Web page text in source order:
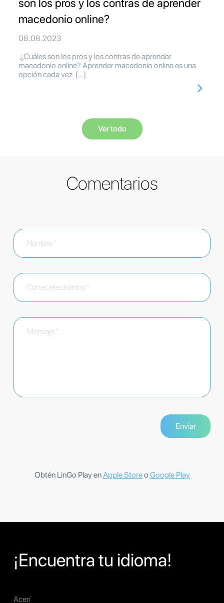
son los pros y los contras de aprender
macedonio online?
08.08.2023
¿Cuáles son los pros y los contras de aprender
macedonio online? Aprender macedonio online es una
opción cada vez […]
Ver todo
Comentarios
Obtén LinGo Play enApple Storeo Google Play
¡Encuentra tu idioma!
Acerí